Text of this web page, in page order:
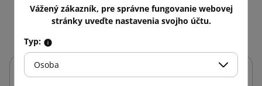
Mohlo by vás zaujať aj
Vážený zákazník, pre správne fungovanie webovej
stránky uveďte nastavenia svojho účtu.
Typ:
Osoba